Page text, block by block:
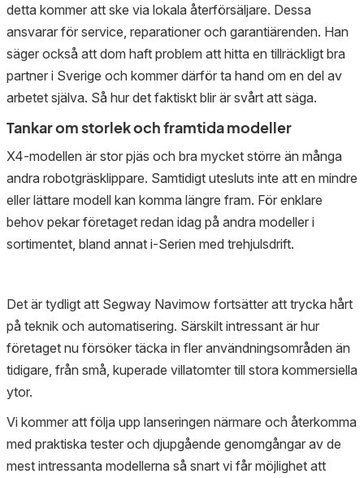
detta kommer att ske via lokala återförsäljare. Dessa
ansvarar för service, reparationer och garantiärenden. Han
säger också att dom haft problem att hitta en tillräckligt bra
partner i Sverige och kommer därför ta hand om en del av
arbetet själva. Så hur det faktiskt blir är svårt att säga.
Tankar om storlek och framtida modeller
X4-modellen är stor pjäs och bra mycket större än många
andra robotgräsklippare. Samtidigt utesluts inte att en mindre
eller lättare modell kan komma längre fram. För enklare
behov pekar företaget redan idag på andra modeller i
sortimentet, bland annat i-Serien med trehjulsdrift.
Det är tydligt att Segway Navimow fortsätter att trycka hårt
på teknik och automatisering. Särskilt intressant är hur
företaget nu försöker täcka in fler användningsområden än
tidigare, från små, kuperade villatomter till stora kommersiella
ytor.
Vi kommer att följa upp lanseringen närmare och återkomma
med praktiska tester och djupgående genomgångar av de
mest intressanta modellerna så snart vi får möjlighet att